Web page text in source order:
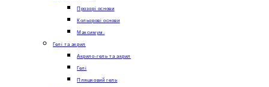
Прозорі основи
Кольорові основи
Максимум.
Гелі та акрил
Акрило-гель та акрил
Гелі
Пляшковий гель